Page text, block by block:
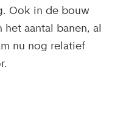
Ook in de bouw
aantal banen, al
nu nog relatief